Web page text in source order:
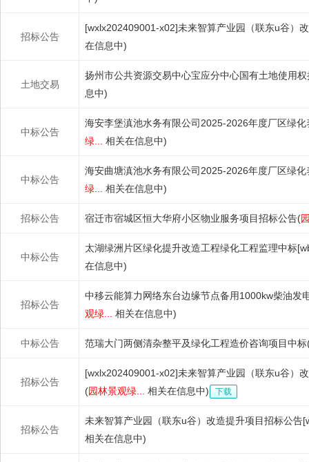
招标公告
[wxlx202409001-x02]未来智算产业园（联东u谷）
在信息中)
土地交易
扬州市公共资源交易中心宝应分中心国有土地使用
息中)
中标公告
海安李堡滇池水务有限公司2025-2026年度厂区绿
绿...
相关在信息中)
中标公告
海安曲塘滇池水务有限公司2025-2026年度厂区绿
绿...
相关在信息中)
招标公告 宿迁市宿城区恒大华府小区物业服务项目招标公告(
中标公告
太湖绿洲片区绿化提升改造工程绿化工程监理中标
在信息中)
招标公告
中移云能算力网络东台边缘节点备用1000kw柴油发
观绿...
相关在信息中)
中标公告 范瑞大门两侧清杂整平及绿化工程造价咨询项目中标
招标公告
[wxlx202409001-x02]未来智算产业园（联东u谷）
(园林景观绿... 相关在信息中) 下载
招标公告
未来智算产业园（联东u谷）改造提升项目招标公告
相关在信息中)